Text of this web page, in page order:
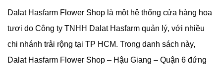
Dalat Hasfarm Flower Shop là một hệ thống cửa hàng hoa
tươi do Công ty TNHH Dalat Hasfarm quản lý, với nhiều
chi nhánh trải rộng tại TP HCM. Trong danh sách này,
Dalat Hasfarm Flower Shop – Hậu Giang – Quận 6 đứng